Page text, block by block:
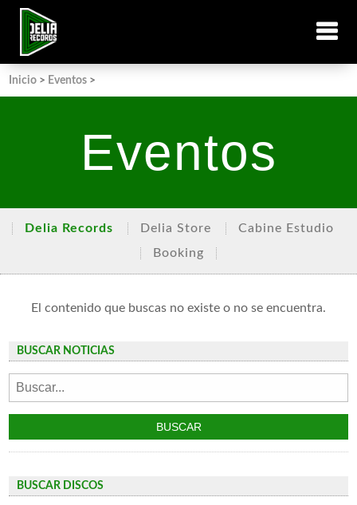
Inicio > Eventos >
Eventos
Delia Records Delia Store
Cabine Estudio
Booking
El contenido que buscas no existe o no se encuentra.
BUSCAR NOTICIAS
BUSCAR DISCOS